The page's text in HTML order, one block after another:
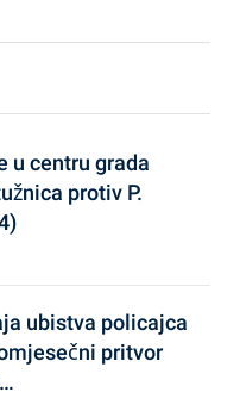
u centru grada
protiv P.
ubistva policajca
pritvor